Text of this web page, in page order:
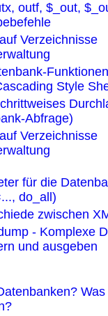
outf, $_out,
Verzeichnisse
Style
Abfrage)
Verzeichnisse
für die
do_all)
zwischen
- Komplexe
und ausgeben